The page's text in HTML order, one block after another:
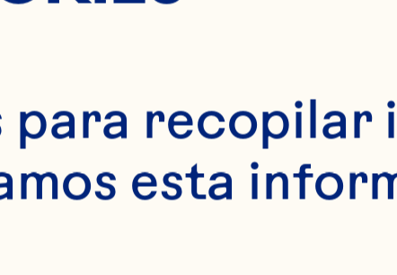
para
esta